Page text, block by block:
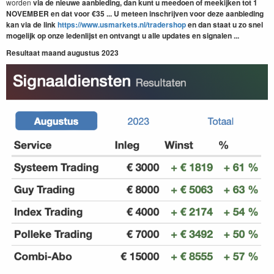
via de nieuwe aanbieding, dan kunt u meedoen of meekijken tot 1
NOVEMBER en datvoor €35 ... U meteen inschrijven voor deze aanbieding
kan via de linkhttps://www.usmarkets.nl/tradershopen dan staat u zo snel
mogelijk op onze ledenlijst en ontvangt u alle updates en signalen ...
Resultaat maand augustus 2023